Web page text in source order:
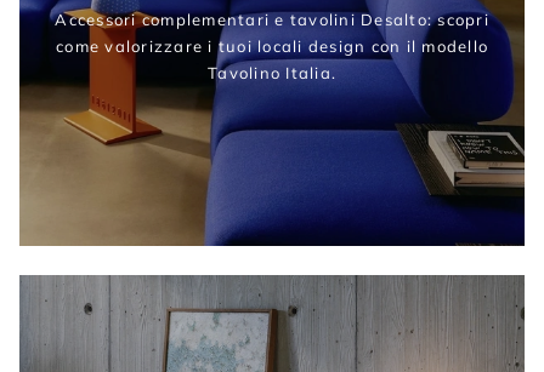
Accessori complementari e tavolini Desalto: scopri
come valorizzare i tuoi locali design con il modello
Tavolino Italia.